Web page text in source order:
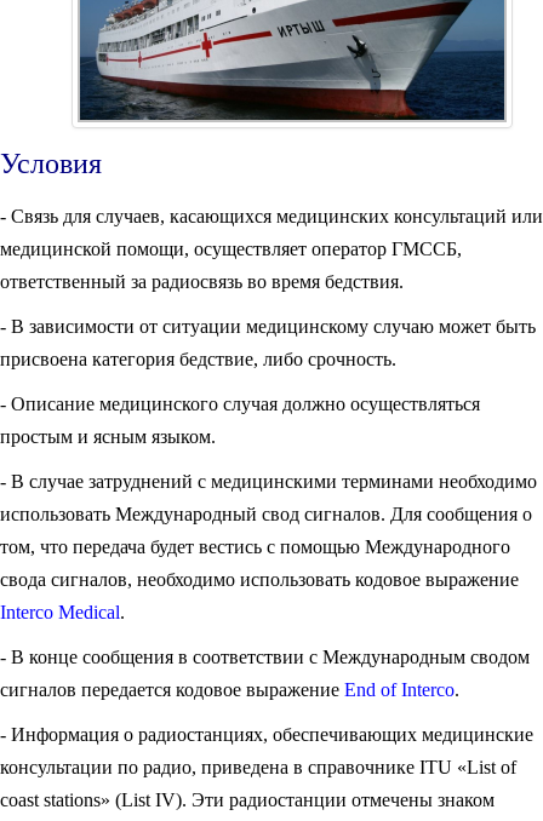
Условия
- Связь для случаев, касающихся медицинских консультаций или
медицинской помощи, осуществляет оператор ГМССБ,
ответственный за радиосвязь во время бедствия.
- В зависимости от ситуации медицинскому случаю может быть
присвоена категория бедствие, либо срочность.
- Описание медицинского случая должно осуществляться
простым и ясным языком.
- В случае затруднений с медицинскими терминами необходимо
использовать Международный свод сигналов. Для сообщения о
том, что передача будет вестись с помощью Международного
свода сигналов, необходимо использовать кодовое выражение
Interсо Medical.
- В конце сообщения в соответствии с Международным сводом
сигналов передается кодовое выражение End of Interco.
- Информация о радиостанциях, обеспечивающих медицинские
консультации по радио, приведена в справочнике ITU «List of
coast stations» (List IV). Эти радиостанции отмечены знаком